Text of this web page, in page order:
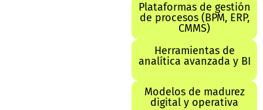
Plataformas de gestión
de procesos (BPM, ERP,
CMMS)
Herramientas de
analítica avanzada y BI
Modelos de madurez
digital y operativa